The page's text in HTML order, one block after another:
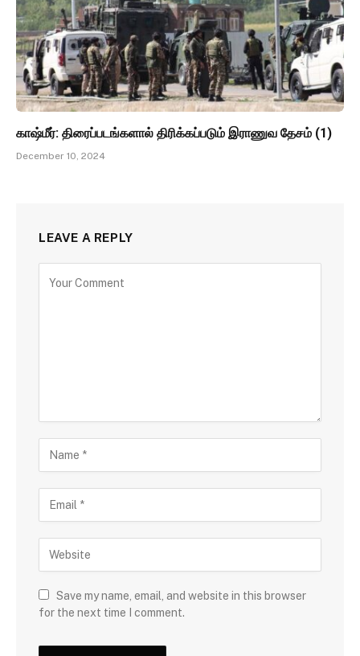
காஷ்மீர்: திரைப்படங்களால் திரிக்கப்படும் இராணுவ தேசம் (1)
December 10, 2024
LEAVE A REPLY
Save my name, email, and website in this browser
for the next time I comment.